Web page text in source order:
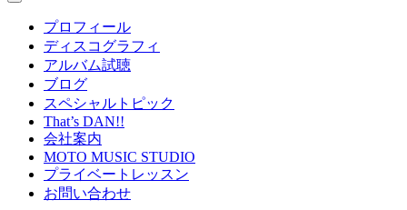
プロフィール
ディスコグラフィ
アルバム試聴
ブログ
スペシャルトピック
That’s DAN!!
会社案内
MOTO MUSIC STUDIO
プライベートレッスン
お問い合わせ